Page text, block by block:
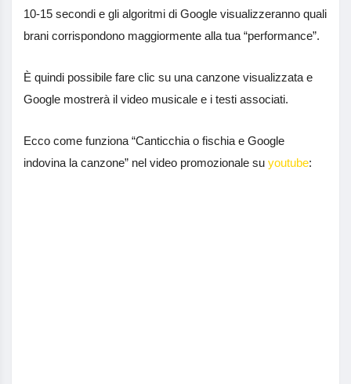
10-15 secondi e gli algoritmi di Google visualizzeranno quali
brani corrispondono maggiormente alla tua “performance”.
È quindi possibile fare clic su una canzone visualizzata e
Google mostrerà il video musicale e i testi associati.
Ecco come funziona “Canticchia o fischia e Google
indovina la canzone” nel video promozionale su youtube: